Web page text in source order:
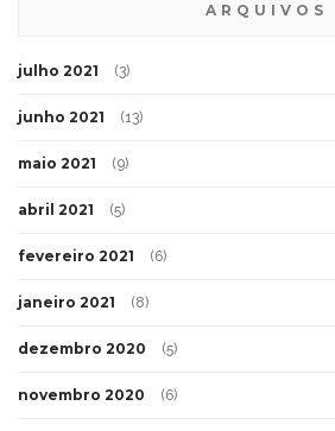
ARQUIVOS
julho 2021 (3)
junho 2021 (13)
maio 2021 (9)
abril 2021 (5)
fevereiro 2021 (6)
janeiro 2021 (8)
dezembro 2020 (5)
novembro 2020 (6)